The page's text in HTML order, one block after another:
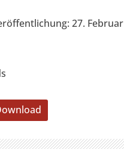
27. Februar